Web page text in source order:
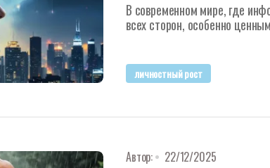
В современном мире, где
всех сторон, особенно
личностный рост
Автор: 22/12/2025